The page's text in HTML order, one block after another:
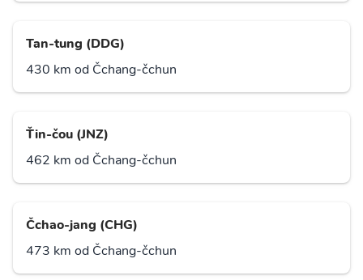
Tan-tung (DDG)
430 km od Čchang-čchun
Ťin-čou (JNZ)
462 km od Čchang-čchun
Čchao-jang (CHG)
473 km od Čchang-čchun